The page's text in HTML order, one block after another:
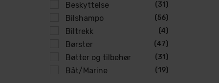
Beskyttelse (31)
Bilshampo (56)
Biltrekk (4)
Børster (47)
Bøtter og tilbehør (31)
Båt/Marine (19)